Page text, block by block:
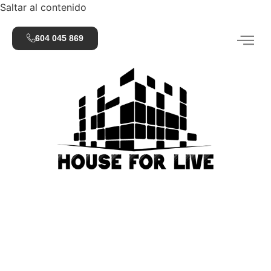
Saltar al contenido
604 045 869